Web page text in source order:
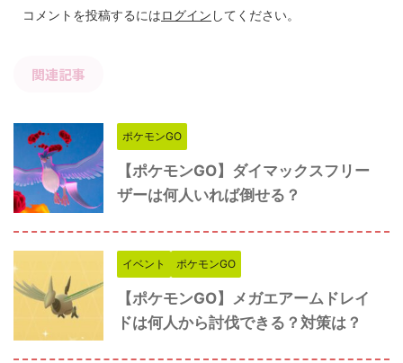
コメントを投稿するにはログイン してください。
関連記事
ポケモンGO
【ポケモンGO】ダイマックスフリー
ザーは何人いれば倒せる？
イベント ポケモンGO
【ポケモンGO】メガエアームドレイ
ドは何人から討伐できる？対策は？